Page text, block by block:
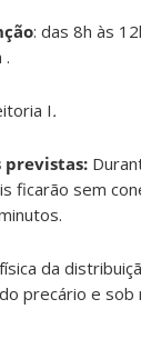
: das 8h às
.
I.
ficarão sem
da
precário e sob